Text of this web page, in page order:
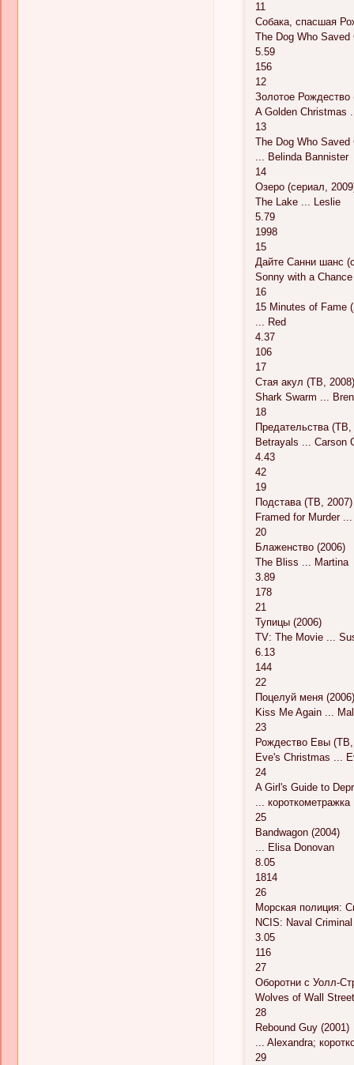
11
Собака, спасшая
The Dog Who
5.59
156
12
Золотое Рождество
A Golden Christmas
13
The Dog Who
... Belinda Bannister
14
Озеро (сериал,
The Lake ... Leslie
5.79
1998
15
Дайте Санни шанс
Sonny with a
16
15 Minutes of Fame
... Red
4.37
106
17
Стая акул (ТВ,
Shark Swarm ...
18
Предательства (ТВ,
Betrayals ... Carson
4.43
42
19
Подстава (ТВ, 2007)
Framed for Murder
20
Блаженство (2006)
The Bliss ... Martina
3.89
178
21
Тупицы (2006)
TV: The Movie ...
6.13
144
22
Поцелуй меня
Kiss Me Again ...
23
Рождество Евы
Eve's Christmas ...
24
A Girl's Guide to
... короткометражка
25
Bandwagon (2004)
... Elisa Donovan
8.05
1814
26
Морская полиция:
NCIS: Naval
3.05
116
27
Оборотни с Уолл-
Wolves of Wall
28
Rebound Guy (2001)
... Alexandra;
29